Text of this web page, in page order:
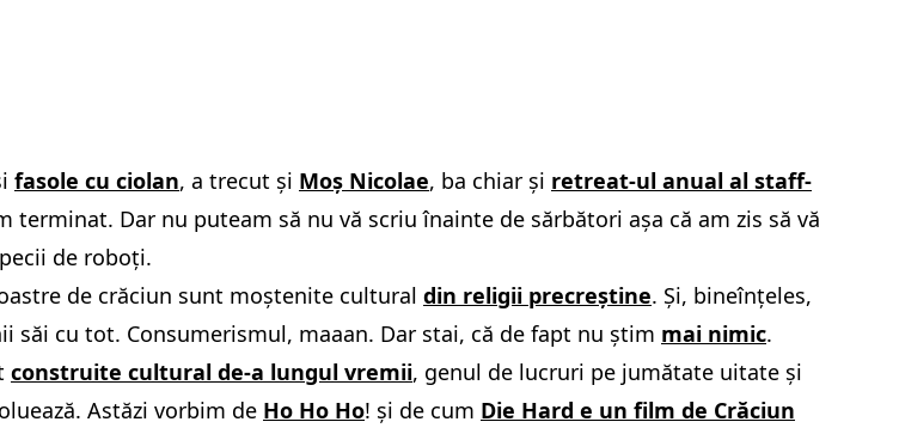
fasole cu ciolan, a trecut și Moș Nicolae, ba chiar și retreat-ul anual al staff-
terminat. Dar nu puteam să nu vă scriu înainte de sărbători așa că am zis să vă
de roboți.
de crăciun sunt moștenite cultural din religii precreștine. Și, bineînțeles,
săi cu tot. Consumerismul, maaan. Dar stai, că de fapt nu știm mai nimic.
construite cultural de-a lungul vremii, genul de lucruri pe jumătate uitate și
Astăzi vorbim de Ho Ho Ho! și de cum Die Hard e un film de Crăciun